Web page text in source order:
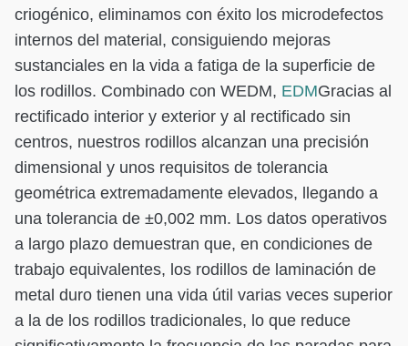
criogénico, eliminamos con éxito los microdefectos
internos del material, consiguiendo mejoras
sustanciales en la vida a fatiga de la superficie de
los rodillos. Combinado con WEDM, EDMGracias al
rectificado interior y exterior y al rectificado sin
centros, nuestros rodillos alcanzan una precisión
dimensional y unos requisitos de tolerancia
geométrica extremadamente elevados, llegando a
una tolerancia de ±0,002 mm. Los datos operativos
a largo plazo demuestran que, en condiciones de
trabajo equivalentes, los rodillos de laminación de
metal duro tienen una vida útil varias veces superior
a la de los rodillos tradicionales, lo que reduce